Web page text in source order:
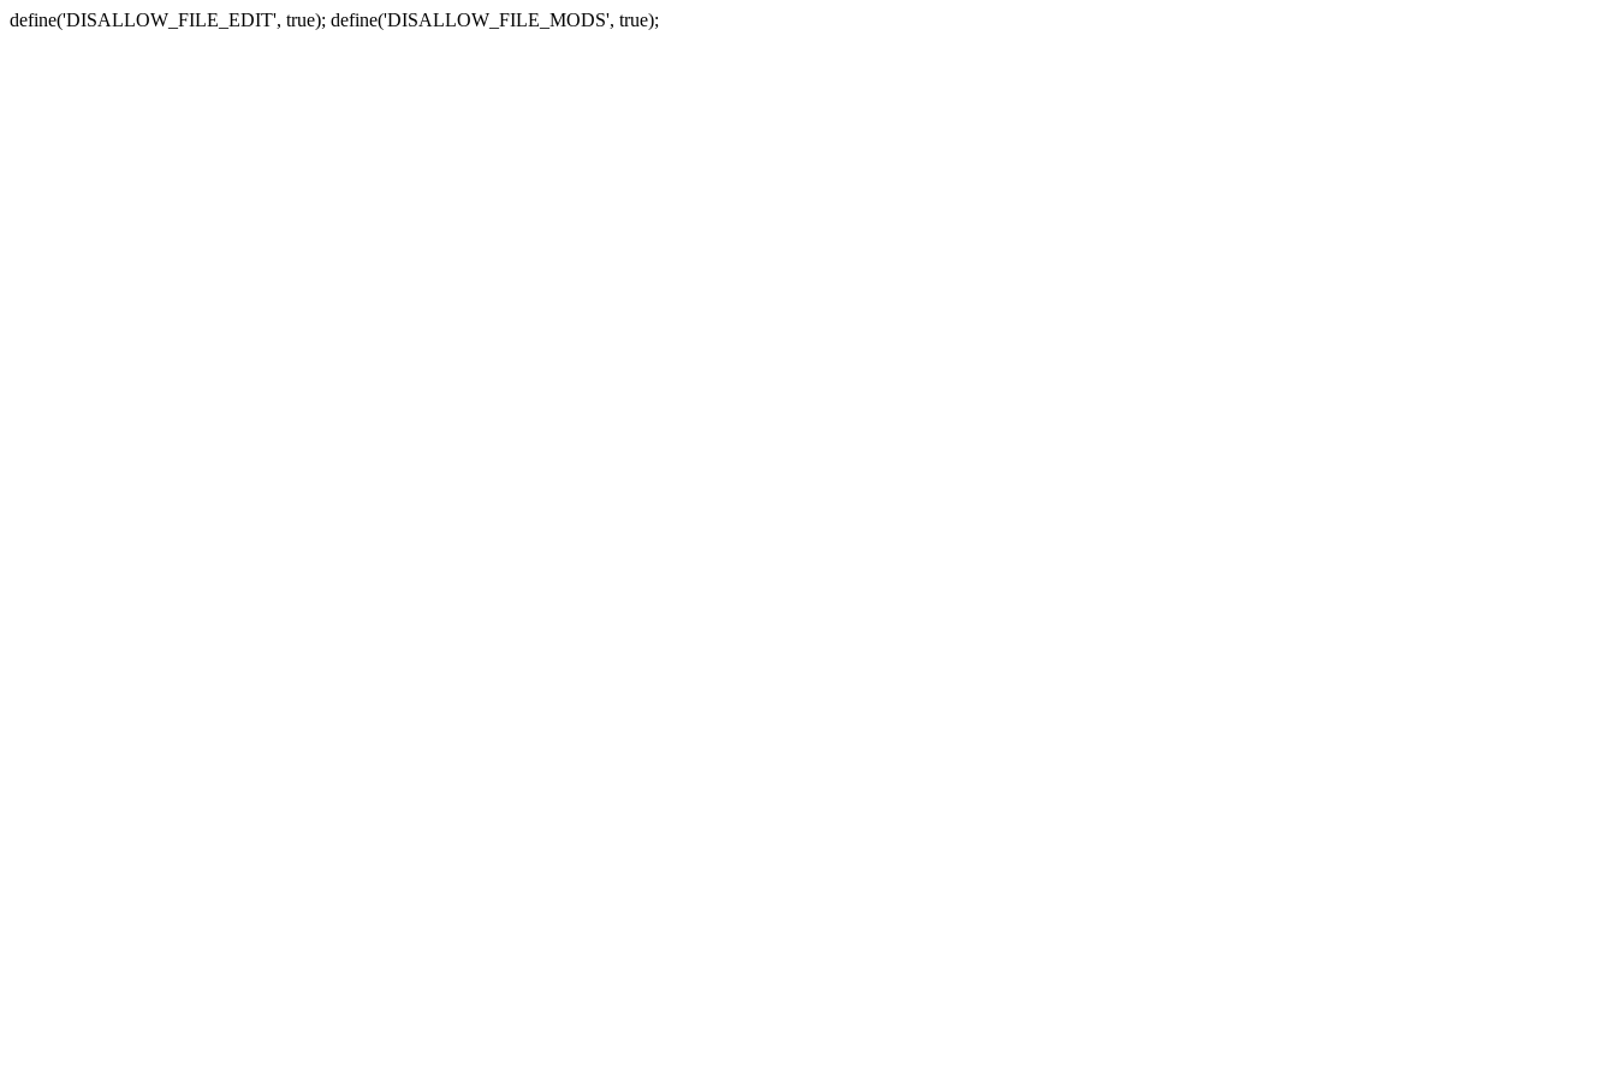
define('DISALLOW_FILE_EDIT', true); define('DISALLOW_FILE_MODS', true);